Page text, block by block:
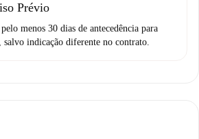
Prévio
menos 30 dias de antecedência para
salvo indicação diferente no contrato.